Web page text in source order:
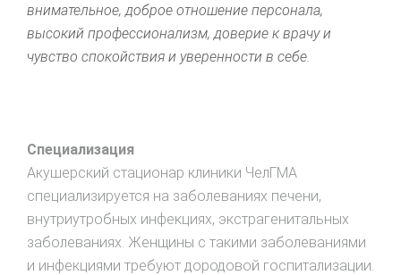
внимательное, доброе отношение персонала,
высокий профессионализм, доверие к врачу и
чувство спокойствия и уверенности в себе.
Специализация
Акушерский стационар клиники ЧелГМА
специализируется на заболеваниях печени,
внутриутробных инфекциях, экстрагенитальных
заболеваниях. Женщины с такими заболеваниями
и инфекциями требуют дородовой госпитализации.